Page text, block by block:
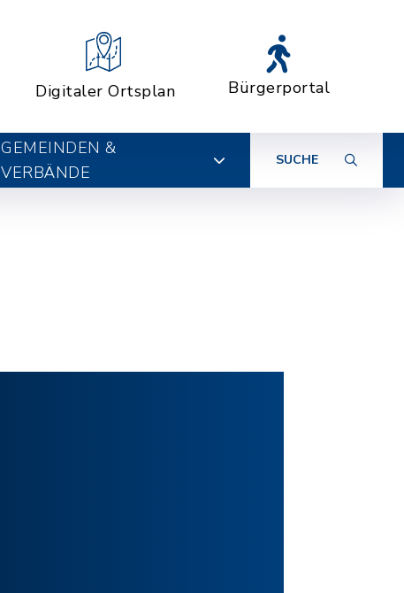
Digitaler Ortsplan Bürgerportal
GEMEINDEN &
VERBÄNDE
SUCHE